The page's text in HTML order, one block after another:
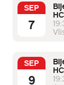
SEP
7
SEP
9